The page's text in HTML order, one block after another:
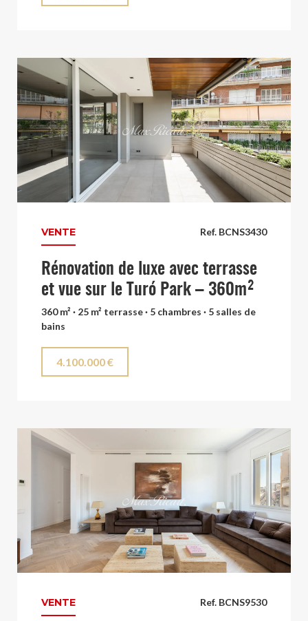
Ref. BCNS3430
VENTE
Rénovation de luxe avec terrasse
et vue sur le Turó Park – 360m²
360 m² · 25 m² terrasse · 5 chambres · 5 salles de
bains
4.100.000 €
Ref. BCNS9530
VENTE